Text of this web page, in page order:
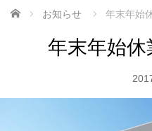
ホーム お知らせ 年末年始
年末年始